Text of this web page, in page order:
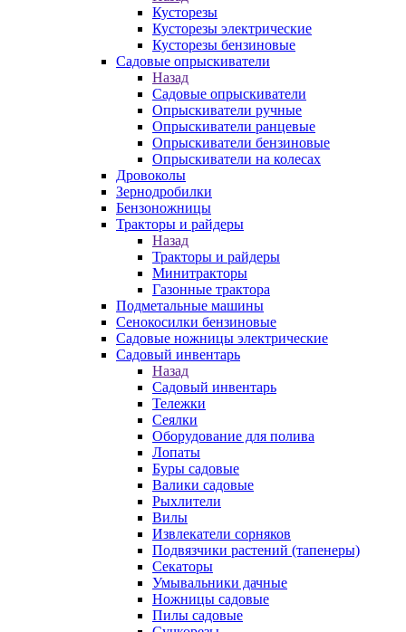
Кусторезы
Кусторезы электрические
Кусторезы бензиновые
Садовые опрыскиватели
Назад
Садовые опрыскиватели
Опрыскиватели ручные
Опрыскиватели ранцевые
Опрыскиватели бензиновые
Опрыскиватели на колесах
Дровоколы
Зернодробилки
Бензоножницы
Тракторы и райдеры
Назад
Тракторы и райдеры
Минитракторы
Газонные трактора
Подметальные машины
Сенокосилки бензиновые
Садовые ножницы электрические
Садовый инвентарь
Назад
Садовый инвентарь
Тележки
Сеялки
Оборудование для полива
Лопаты
Буры садовые
Валики садовые
Рыхлители
Вилы
Извлекатели сорняков
Подвязчики растений (тапенеры)
Секаторы
Умывальники дачные
Ножницы садовые
Пилы садовые